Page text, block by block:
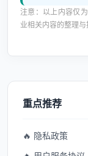
注意：以上内容仅
业相关内容的整理与
重点推荐
🔥 隐私政策